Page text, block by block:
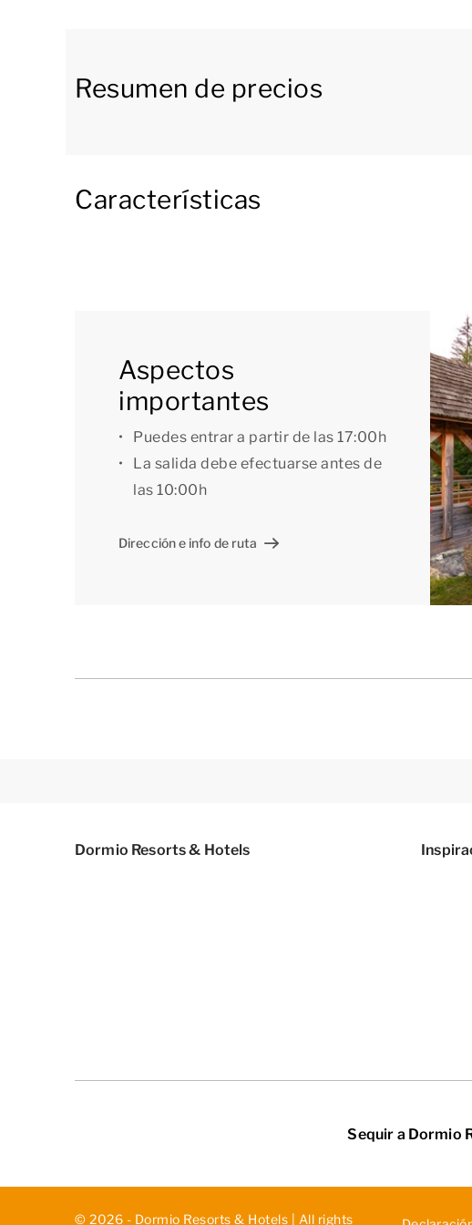
dormitorios con 2 camas individuales (algunos
uno de los dormitorios), con un baño con bañera,
[i]La distribución de los alojamientos puede variar. Los
Resumen de precios
Características
Aspectos
importantes
Puedes entrar a partir de las 17:00h
La salida debe efectuarse antes de
las 10:00h
Dirección e info de ruta
Dormio Resorts & Hotels
Sequir a Dormio
© 2026 - Dormio Resorts & Hotels | All rights